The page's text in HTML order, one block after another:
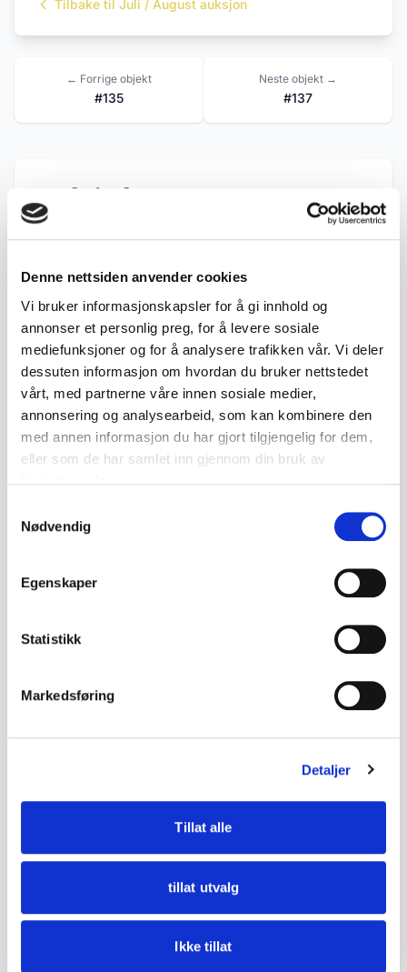
Denne nettsiden anvender cookies
Vi bruker informasjonskapsler for å gi innhold og
annonser et personlig preg, for å levere sosiale
mediefunksjoner og for å analysere trafikken vår. Vi deler
dessuten informasjon om hvordan du bruker nettstedet
vårt, med partnerne våre innen sosiale medier,
annonsering og analysearbeid, som kan kombinere den
med annen informasjon du har gjort tilgjengelig for dem,
eller som de har samlet inn gjennom din bruk av
Nødvendig
Egenskaper
Statistikk
Markedsføring
Detaljer
Tillat alle
tillat utvalg
Ikke tillat
Tilbake til Juli / August auksjon
← Forrige objekt
#135
Neste objekt →
#137
Beskrivelse
Dekorativ orientalsk dolk med buet blad,
opphengssnor. Fremstår som håndverksarbeid
med graverte detaljer på sliren.
• Buet dolk med slire
• Dekorert metallbeslag og gravert slire
• Treskaft
• Opphengssnor medfølger
• Ukjent produsent og opprinnelse
Bruksspor og aldersslitasje. Sliren har slitasje
overflaterelaterte merker. Fremstår komplett
Tilstand God med bruksspor